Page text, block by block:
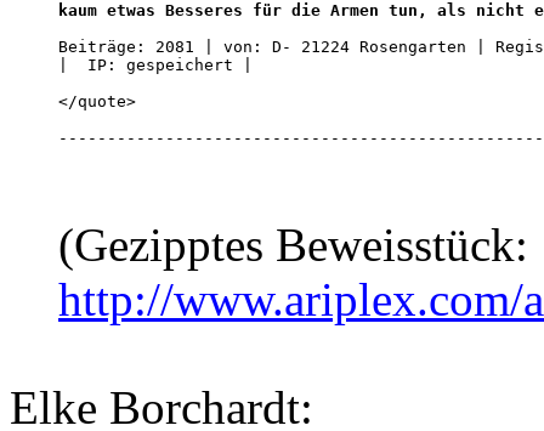
kaum etwas Besseres für die Armen tun, als nicht
Beiträge: 2081 | von: D- 21224 Rosengarten |
|  IP: gespeichert |
</quote>
(Gezipptes Beweisstück:
http://www.ariplex.com/
Elke Borchardt: